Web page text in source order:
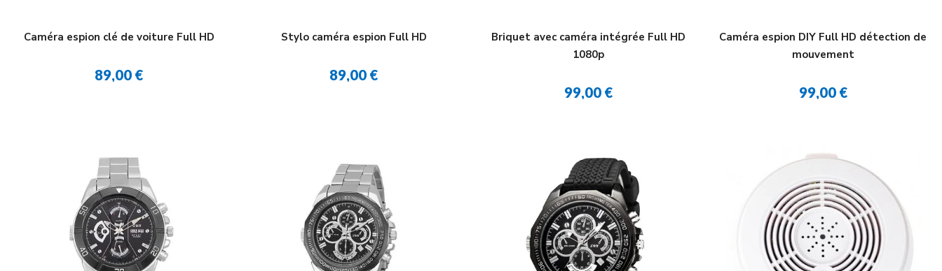
Caméra espion clé de voiture Full HD
89,00 €
Stylo caméra espion Full HD
89,00 €
Briquet avec caméra intégrée Full HD
1080p
99,00 €
Caméra espion DIY Full HD détection de
mouvement
99,00 €